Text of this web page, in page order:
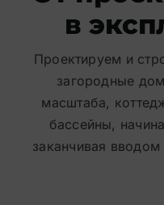
в
Проектируем и
загородные
масштаба,
бассейны,
заканчивая